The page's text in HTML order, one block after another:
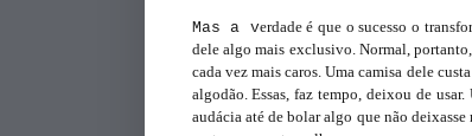
Mas a verdade é que o sucesso o
dele algo mais exclusivo. Normal,
cada vez mais caros. Uma camisa dele
algodão. Essas, faz tempo, deixou de
audácia até de bolar algo que não